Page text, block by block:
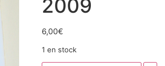
2009
6,00€
1 en stock